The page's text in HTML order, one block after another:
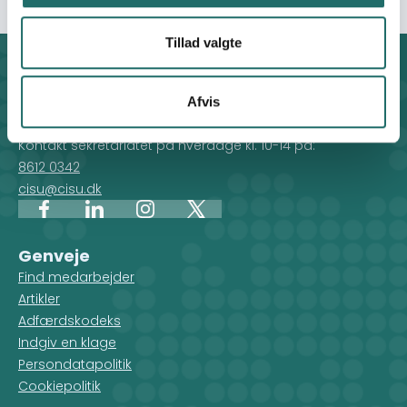
Tillad valgte
Afvis
Kontakt
CISU - Civilsamfund i Udvikling
Klosterport 4x, 8000 Aarhus
Kontakt sekretariatet på hverdage kl. 10-14 på:
8612 0342
cisu@cisu.dk
FacebookLinkedInInstagram
X
Genveje
Find medarbejder
Artikler
Adfærdskodeks
Indgiv en klage
Persondatapolitik
Cookiepolitik